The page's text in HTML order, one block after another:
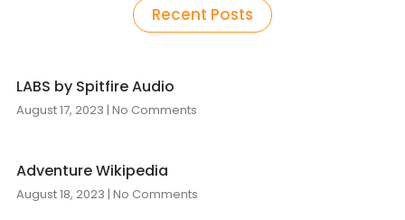
Recent Posts
LABS by Spitfire Audio
August 17, 2023 No Comments
Adventure Wikipedia
August 18, 2023 No Comments